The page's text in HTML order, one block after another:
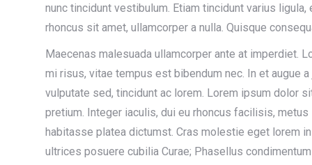
nunc tincidunt vestibulum. Etiam tincidunt varius
rhoncus sit amet, ullamcorper a nulla. Quisque
Maecenas malesuada ullamcorper ante at imperdiet.
mi risus, vitae tempus est bibendum nec. In et augue
vulputate sed, tincidunt ac lorem. Lorem ipsum dolor
pretium. Integer iaculis, dui eu rhoncus facilisis,
habitasse platea dictumst. Cras molestie eget lorem
ultrices posuere cubilia Curae; Phasellus